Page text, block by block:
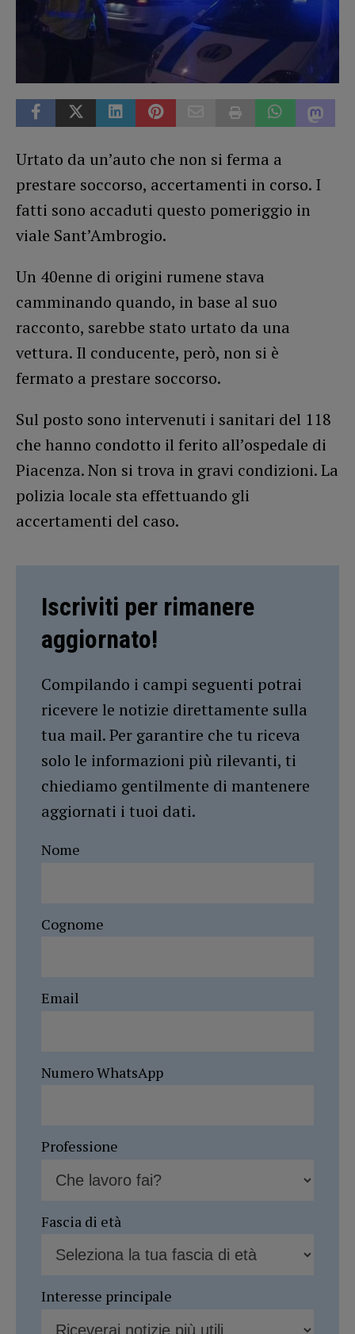
Urtato da un’auto che non si ferma a
prestare soccorso, accertamenti in corso. I
fatti sono accaduti questo pomeriggio in
viale Sant’Ambrogio.
Un 40enne di origini rumene stava
camminando quando, in base al suo
racconto, sarebbe stato urtato da una
vettura. Il conducente, però, non si è
fermato a prestare soccorso.
Sul posto sono intervenuti i sanitari del 118
che hanno condotto il ferito all’ospedale di
Piacenza. Non si trova in gravi condizioni. La
polizia locale sta effettuando gli
accertamenti del caso.
Iscriviti per rimanere
aggiornato!
Compilando i campi seguenti potrai
ricevere le notizie direttamente sulla
tua mail. Per garantire che tu riceva
solo le informazioni più rilevanti, ti
chiediamo gentilmente di mantenere
aggiornati i tuoi dati.
Nome
Cognome
Email
Numero WhatsApp
Professione
Fascia di età
Interesse principale